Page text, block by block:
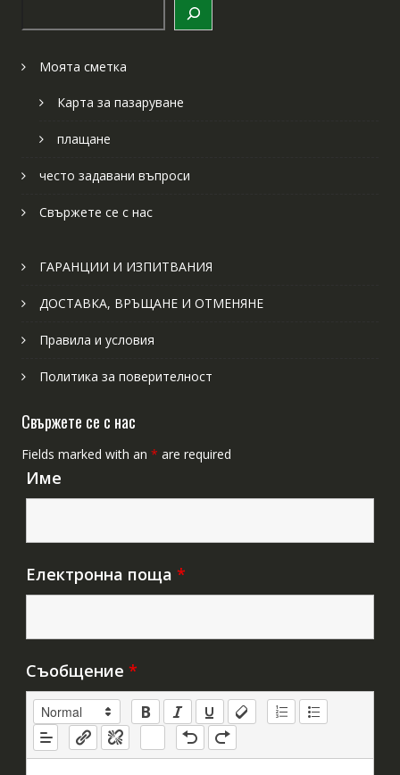
Моята сметка
Карта за пазаруване
плащане
често задавани въпроси
Свържете се с нас
ГАРАНЦИИ И ИЗПИТВАНИЯ
ДОСТАВКА, ВРЪЩАНЕ И ОТМЕНЯНЕ
Правила и условия
Политика за поверителност
Свържете се с нас
Fields marked with an * are required
Име
Електронна поща *
Съобщение *